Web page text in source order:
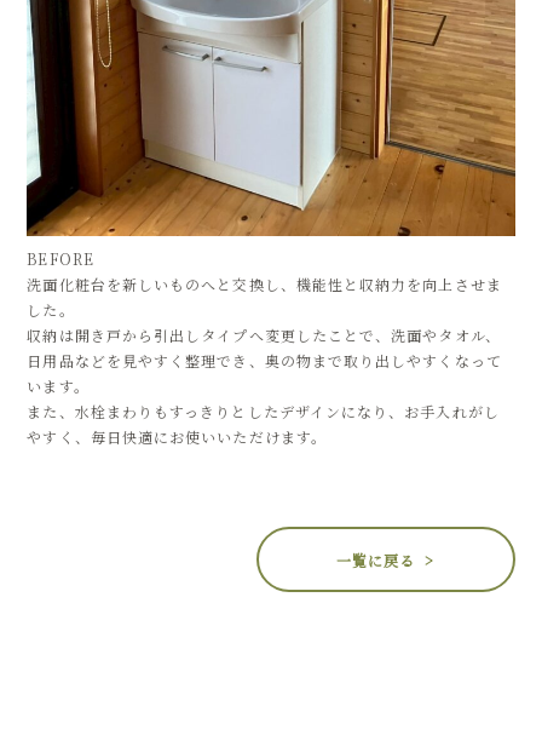
BEFORE
洗面化粧台を新しいものへと交換し、機能性と収納力を向上させま
した。
収納は開き戸から引出しタイプへ変更したことで、洗面やタオル、
日用品などを見やすく整理でき、奥の物まで取り出しやすくなって
います。
また、水栓まわりもすっきりとしたデザインになり、お手入れがし
やすく、毎日快適にお使いいただけます。
一覧に戻る